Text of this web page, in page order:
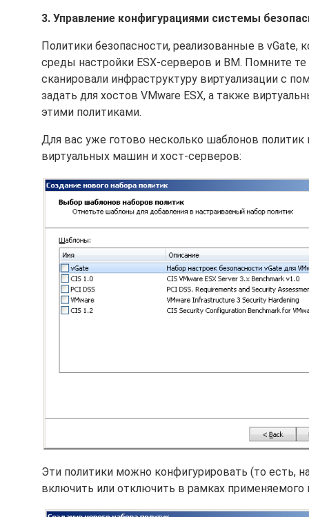
3. Управление конфигурациями системы
Политики безопасности, реализованные в vGate,
среды настройки ESX-серверов и ВМ. Помните
сканировали инфраструктуру виртуализации с
задать для хостов VMware ESX, а также
этими политиками.
Для вас уже готово несколько шаблонов
виртуальных машин и хост-серверов:
Эти политики можно конфигурировать (то есть,
включить или отключить в рамках применяемого